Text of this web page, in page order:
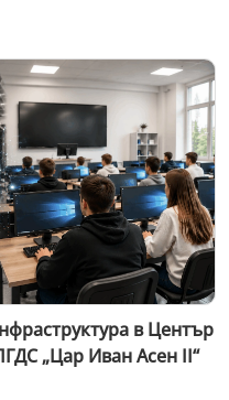
в Център
„Цар Иван Асен II“